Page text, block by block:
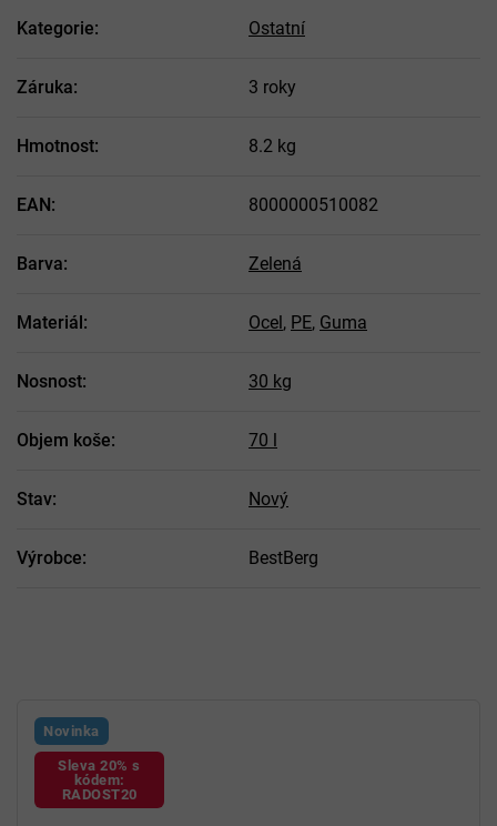
Kategorie: Ostatní
Záruka: 3 roky
Hmotnost: 8.2 kg
EAN: 8000000510082
Barva: Zelená
Materiál: Ocel, PE, Guma
Nosnost: 30 kg
Objem koše: 70 l
Stav: Nový
Výrobce: BestBerg
Novinka
Sleva 20% s
kódem:
RADOST20